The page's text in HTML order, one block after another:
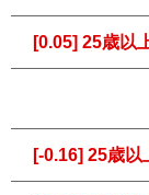
[0.05] 25歳以
[-0.16] 25歳以